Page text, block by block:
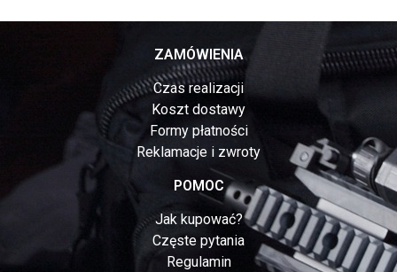
ZAMÓWIENIA
Czas realizacji
Koszt dostawy
Formy płatności
Reklamacje i zwroty
POMOC
Jak kupować?
Częste pytania
Regulamin